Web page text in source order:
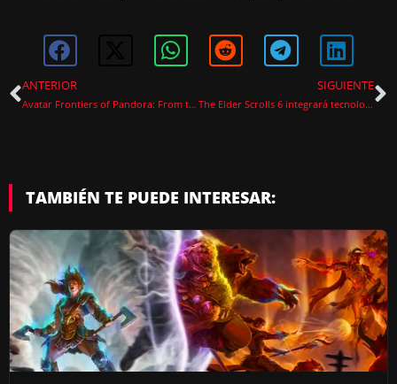
ANTERIOR
Avatar Frontiers of Pandora: From the Ashes – ¿Vale la pena el DLC?
SIGUIENTE
The Elder Scrolls 6 integrará tecnología de Unreal Engine en su motor gráfico
TAMBIÉN TE PUEDE INTERESAR: